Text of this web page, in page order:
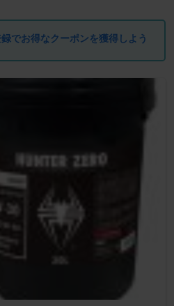
でお得なクーポンを獲得しよう